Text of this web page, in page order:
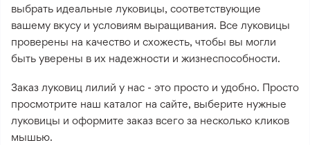
выбрать идеальные луковицы, соответствующие
вашему вкусу и условиям выращивания. Все луковицы
проверены на качество и схожесть, чтобы вы могли
быть уверены в их надежности и жизнеспособности.
Заказ луковиц лилий у нас - это просто и удобно. Просто
просмотрите наш каталог на сайте, выберите нужные
луковицы и оформите заказ всего за несколько кликов
мышью.